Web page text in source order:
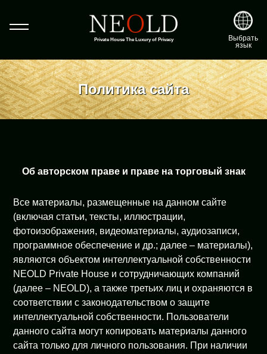
Private House The Luxury of Privacy
Политика сайта
Об авторском праве и праве на торговый знак
Все материалы, размещенные на данном сайте
(включая статьи, тексты, иллюстрации,
фотоизображения, видеоматериалы, аудиозаписи,
программное обеспечение и др.; далее – материалы),
являются объектом интеллектуальной собственности
NEOLD Private House и сотрудничающих компаний
(далее – NEOLD), а также третьих лиц и охраняются в
соответствии с законодательством о защите
интеллектуальной собственности. Пользователи
данного сайта могут копировать материалы данного
сайта только для личного пользования. При наличии
Выбрать
язык